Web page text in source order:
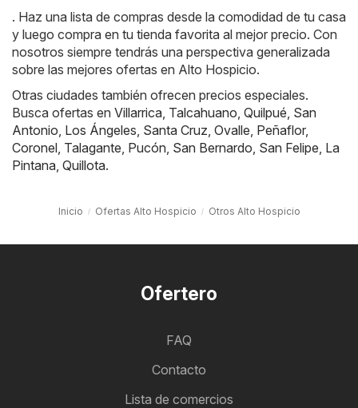
. Haz una lista de compras desde la comodidad de tu casa
y luego compra en tu tienda favorita al mejor precio. Con
nosotros siempre tendrás una perspectiva generalizada
sobre las mejores ofertas en Alto Hospicio.
Otras ciudades también ofrecen precios especiales.
Busca ofertas en Villarrica Talcahuano Quilpué San
Antonio Los Ángeles Santa Cruz Ovalle Peñaflor,
Coronel Talagante Pucón San Bernardo San Felipe La
Pintana Quillota.
Inicio Ofertas Alto Hospicio Otros Alto Hospicio
Ofertero
FAQ
Contacto
Lista de comercios